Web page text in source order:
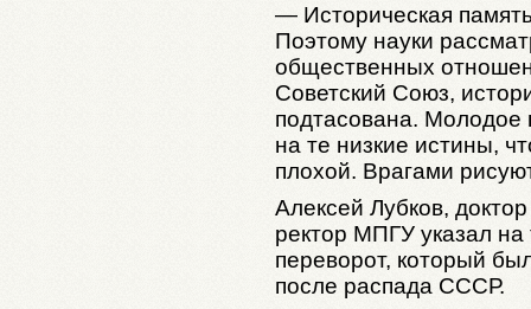
— Историческая
Поэтому науки
общественных
Советский Союз,
подтасована. Молодое
на те низкие истины,
плохой. Врагами
Алексей Лубков,
ректор МПГУ указал на
переворот, который
после распада СССР.